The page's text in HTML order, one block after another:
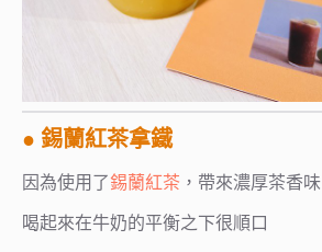
● 錫蘭紅茶拿鐵
因為使用了錫蘭紅茶 ，帶來濃厚茶香味
喝起來在牛奶的平衡之下很順口